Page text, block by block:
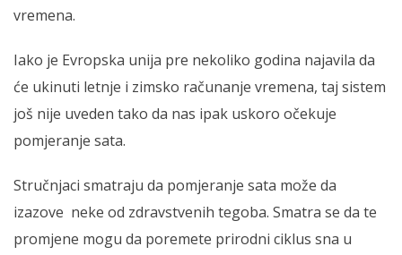
vremena.
Iako je Evropska unija pre nekoliko godina najavila da
će ukinuti letnje i zimsko računanje vremena, taj sistem
još nije uveden tako da nas ipak uskoro očekuje
pomjeranje sata.
Stručnjaci smatraju da pomjeranje sata može da
izazove neke od zdravstvenih tegoba. Smatra se da te
promjene mogu da poremete prirodni ciklus sna u